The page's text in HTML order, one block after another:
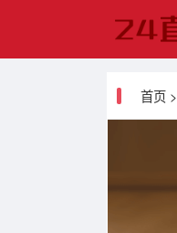
首页 >